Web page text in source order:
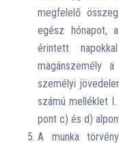
megfelelő
egész hónapot,
érintett
magánszemély
személyi
számú melléklet
pont c) és d)
A munka